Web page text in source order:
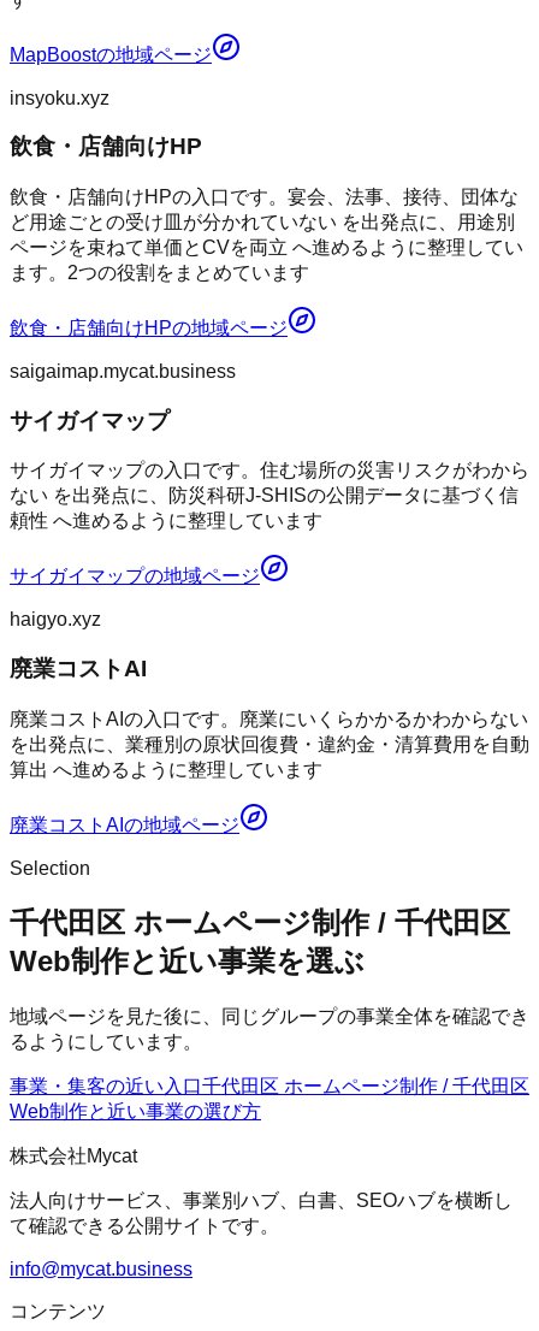
MapBoostの地域ページ
insyoku.xyz
飲食・店舗向けHP
飲食・店舗向けHPの入口です。宴会、法事、接待、団体な
ど用途ごとの受け皿が分かれていない を出発点に、用途別
ページを束ねて単価とCVを両立 へ進めるように整理してい
ます。2つの役割をまとめています
飲食・店舗向けHPの地域ページ
saigaimap.mycat.business
サイガイマップ
サイガイマップの入口です。住む場所の災害リスクがわから
ない を出発点に、防災科研J-SHISの公開データに基づく信
頼性 へ進めるように整理しています
サイガイマップの地域ページ
haigyo.xyz
廃業コストAI
廃業コストAIの入口です。廃業にいくらかかるかわからない
を出発点に、業種別の原状回復費・違約金・清算費用を自動
算出 へ進めるように整理しています
廃業コストAI の地域ページ
Selection
千代田区 ホームページ制作 / 千代田区
Web制作と近い事業を選ぶ
地域ページを見た後に、同じグループの事業全体を確認でき
るようにしています。
事業・集客の近い入口千代田区 ホームページ制作 / 千代田区
Web制作と近い事業の選び方
株式会社Mycat
法人向けサービス、事業別ハブ、白書、SEOハブを横断し
て確認できる公開サイトです。
info@mycat.business
コンテンツ